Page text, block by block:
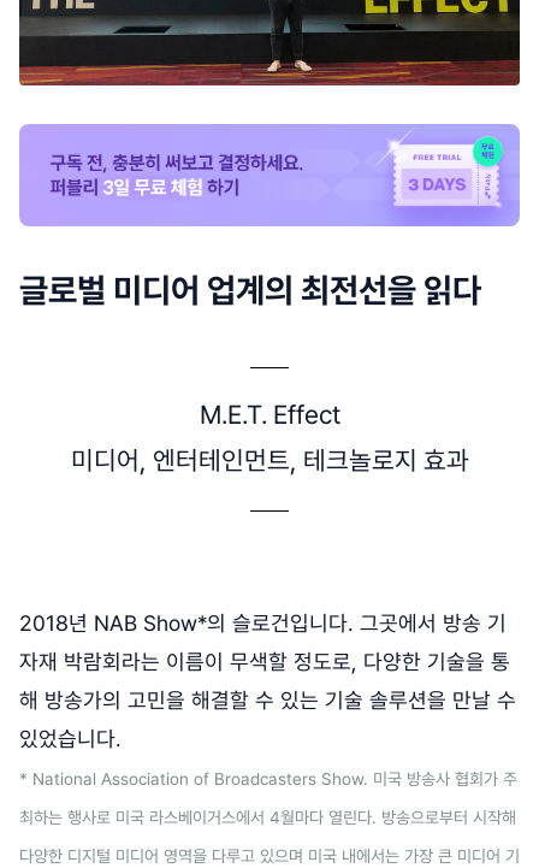
글로벌 미디어 업계의 최전선을 읽다
M.E.T. Effect
미디어, 엔터테인먼트, 테크놀로지 효과
2018년 NAB Show*의 슬로건입니다. 그곳에서 방송 기
자재 박람회라는 이름이 무색할 정도로, 다양한 기술을 통
해 방송가의 고민을 해결할 수 있는 기술 솔루션을 만날 수
있었습니다.
* National Association of Broadcasters Show. 미국 방송사 협회가 주
최하는 행사로 미국 라스베이거스에서 4월마다 열린다. 방송으로부터 시작해
다양한 디지털 미디어 영역을 다루고 있으며 미국 내에서는 가장 큰 미디어 기